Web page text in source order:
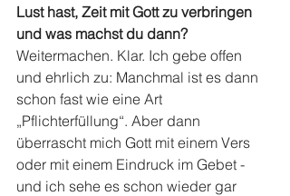
Lust hast, Zeit mit Gott zu verbringen
und was machst du dann?
Weitermachen. Klar. Ich gebe offen
und ehrlich zu: Manchmal ist es dann
schon fast wie eine Art
„Pflichterfüllung“. Aber dann
überrascht mich Gott mit einem Vers
oder mit einem Eindruck im Gebet -
und ich sehe es schon wieder gar